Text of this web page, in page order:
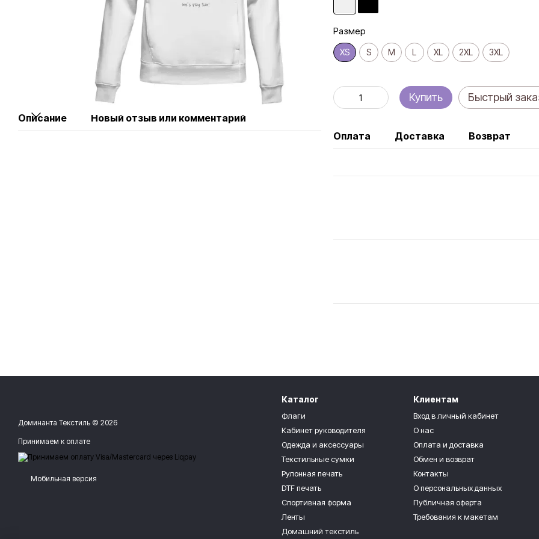
Описание Новый отзыв или комментарий
Размер
XS S M L XL 2XL 3XL
Купить Быстрый
Оплата Доставка Возврат
Доминанта Текстиль © 2026
Принимаем к оплате
Мобильная версия
Каталог
Флаги
Кабинет руководителя
Одежда и аксессуары
Текстильные сумки
Рулонная печать
DTF печать
Спортивная форма
Ленты
Домашний текстиль
Клиентам
Вход в личный кабинет
О нас
Оплата и доставка
Обмен и возврат
Контакты
О персональных данных
Публичная оферта
Требования к макетам